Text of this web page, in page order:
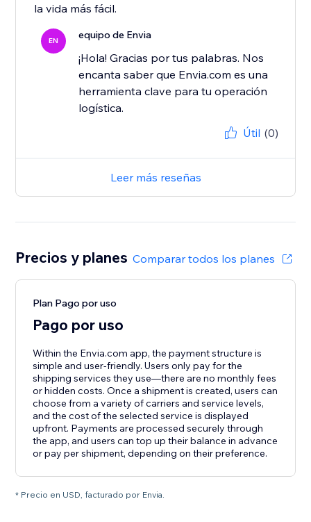
la vida más fácil.
EN equipo de Envia
¡Hola! Gracias por tus palabras. Nos
encanta saber que Envia.com es una
herramienta clave para tu operación
Útil (0)
Leer más reseñas
Precios y planes Comparar todos los planes
Plan Pago por uso
Pago por uso
Within the Envia.com app, the payment structure is
simple and user-friendly. Users only pay for the
shipping services they use—there are no monthly fees
or hidden costs. Once a shipment is created, users can
choose from a variety of carriers and service levels,
and the cost of the selected service is displayed
upfront. Payments are processed securely through
the app, and users can top up their balance in advance
or pay per shipment, depending on their preference.
* Precio en USD, facturado por Envia.